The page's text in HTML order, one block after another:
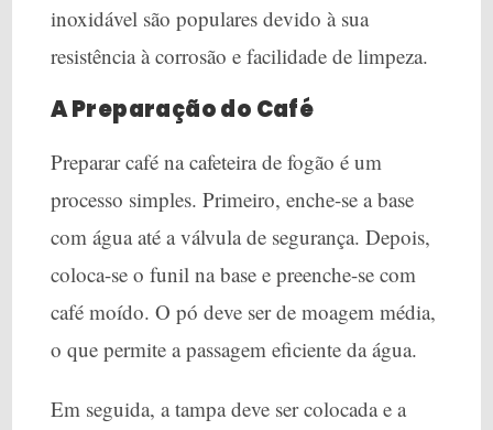
inoxidável são populares devido à sua
resistência à corrosão e facilidade de limpeza.
A Preparação do Café
Preparar café na cafeteira de fogão é um
processo simples. Primeiro, enche-se a base
com água até a válvula de segurança. Depois,
coloca-se o funil na base e preenche-se com
café moído. O pó deve ser de moagem média,
o que permite a passagem eficiente da água.
Em seguida, a tampa deve ser colocada e a